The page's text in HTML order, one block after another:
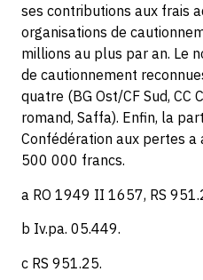
ses contributions aux frais
organisations de
millions au plus par an. Le
de cautionnement
quatre (BG Ost/CF Sud, CC
romand, Saffa). Enfin, la
Confédération aux pertes
500 000 francs.
a RO 1949 II 1657, RS
b Iv.pa. 05.449.
c RS 951.25.